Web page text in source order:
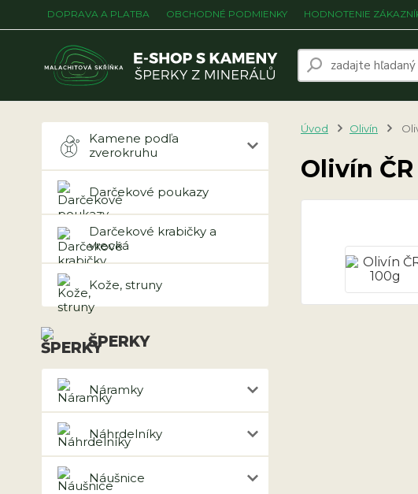
DOPRAVA A PLATBA OBCHODNÉ PODMIENKY HODNOTENIE
Kamene podľa
zverokruhu
Darčekové poukazy
Darčekové krabičky a
vrecká
Kože, struny
ŠPERKY
Náramky
Náhrdelníky
Náušnice
Úvod Olivín
Olivín ČR